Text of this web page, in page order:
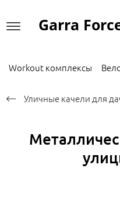
Garra
Workout комплексы
Уличные качели для